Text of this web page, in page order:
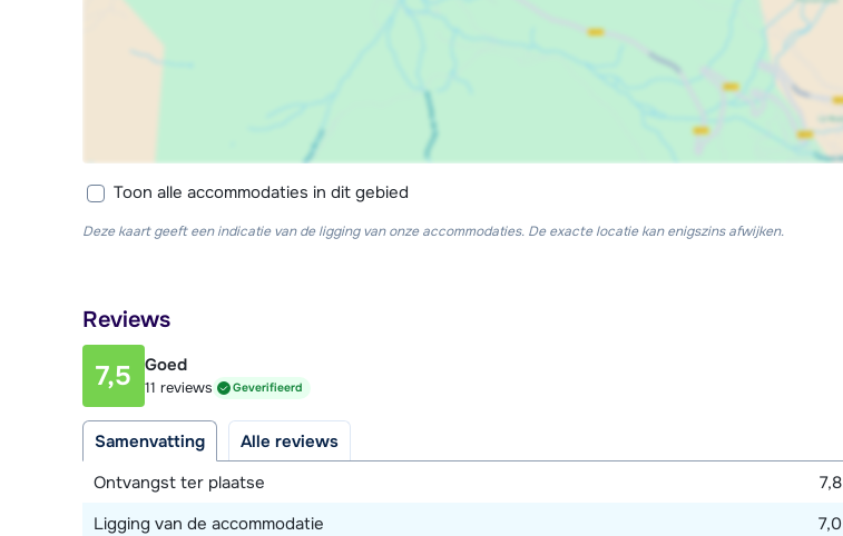
Toon alle accommodaties in dit gebied
Deze kaart geeft een indicatie van de ligging van onze accommodaties. De exacte locatie kan enigszins afwijken.
Reviews
7,5 Goed
11 reviews Geverifieerd
Samenvatting
Alle reviews
Ontvangst ter plaatse
7,8
Ligging van de accommodatie
7,0